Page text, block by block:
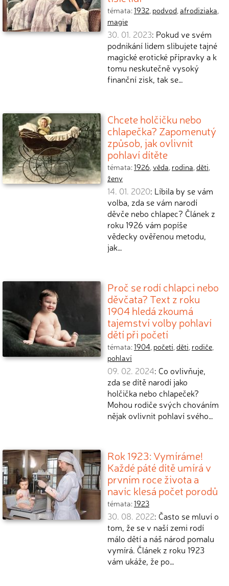
témata:1932, podvod,afrodiziaka,
magie
30. 01. 2023: Pokud ve svém
podnikání lidem slibujete tajné
magické erotické přípravky a k
tomu neskutečně vysoký
finanční zisk, tak se…
Chcete holčičku nebo
chlapečka? Zapomenutý
způsob, jak ovlivnit
pohlaví dítěte
témata:1926,věda, rodina,děti,
ženy
14. 01. 2020: Líbila by se vám
volba, zda se vám narodí
děvče nebo chlapec? Článek z
roku 1926 vám popíše
vědecky ověřenou metodu,
jak…
Proč se rodí chlapci nebo
děvčata? Text z roku
1904 hledá zkoumá
tajemství volby pohlaví
dětí při početí
témata:1904, početí,děti, rodiče,
pohlaví
09. 02. 2024: Co ovlivňuje,
zda se dítě narodí jako
holčička nebo chlapeček?
Mohou rodiče svých chováním
nějak ovlivnit pohlaví svého…
Rok 1923: Vymíráme!
Každé páté dítě umírá v
prvním roce života a
navíc klesá počet porodů
témata:1923
30. 08. 2022: Často se mluví o
tom, že se v naší zemi rodí
málo dětí a náš národ pomalu
vymírá. Článek z roku 1923
vám ukáže, že po…